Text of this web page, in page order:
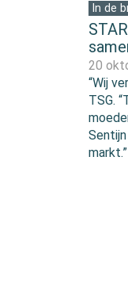
In de
20
“Wij
TSG.